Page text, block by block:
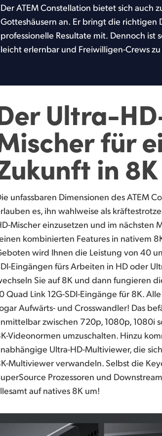
leicht erlernbar und Freiwilligen-Crews
Ultra-
für
in 8K
unfassbaren Dimensionen des ATEM
es, ihn wahlweise als
Mischer einzusetzen und im nächsten
kombinierten Features in nativem
wird Ihnen die Leistung von 40
Eingängen fürs Arbeiten in HD oder
Sie auf 8K und dann fungieren
Quad Link 12G-SDI-Eingänge für 8K.
Aufwärts- und Crosswandler! Das
zwischen 720p, 1080p, 1080i
Videonormen umzuschalten. Hinzu
Ultra-HD-Multiviewer, die
Multiviewer verwandeln. Selbst die
Prozessoren und
aufnatives 8K um!